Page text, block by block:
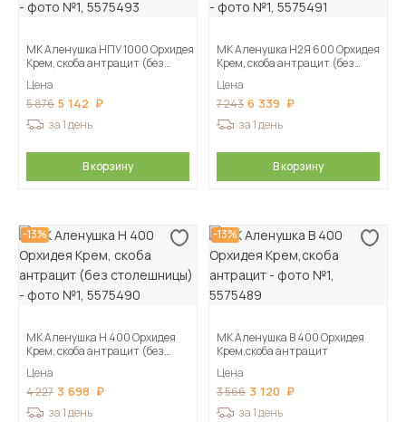
МК Аленушка НПУ 1000 Орхидея
Крем, скоба антрацит (без
Цена
5 876 5 142
за 1 день
В корзину
МК Аленушка Н2Я 600 Орхидея
Крем, скоба антрацит (без
Цена
7 243 6 339
за 1 день
В корзину
-13%
МК Аленушка Н 400 Орхидея
Крем, скоба антрацит (без
Цена
4 227 3 698
за 1 день
-13%
МК Аленушка В 400 Орхидея
Крем,скоба антрацит
Цена
3 566 3 120
за 1 день